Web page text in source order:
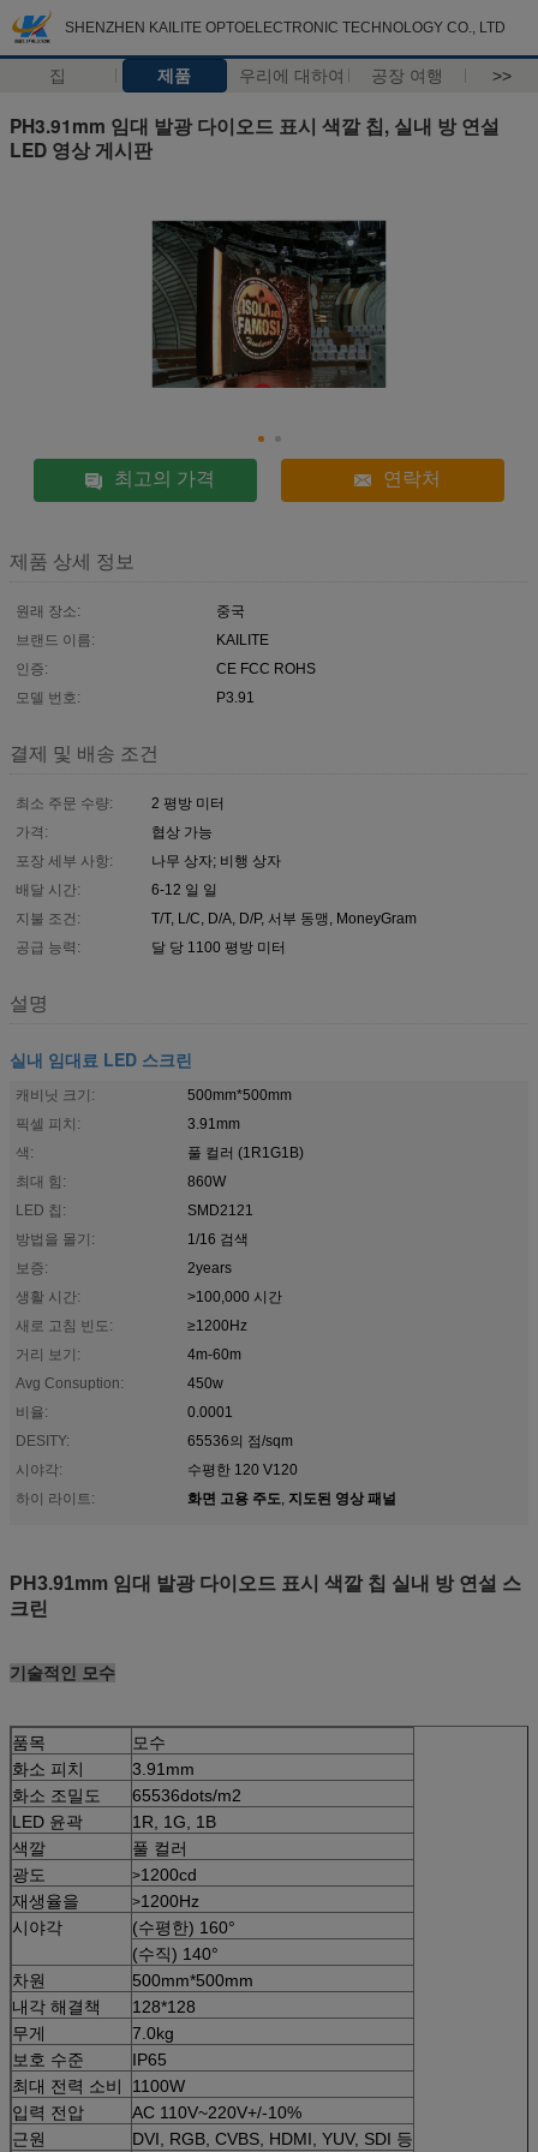
SHENZHEN KAILITE OPTOELECTRONIC TECHNOLOGY CO., LTD
집 제품 우리에 대하여 공장 여행 >>
PH3.91mm 임대 발광 다이오드 표시 색깔 칩, 실내 방 연설
LED 영상 게시판
최고의 가격 연락처
제품 상세 정보
원래 장소:
중국
브랜드 이름:
KAILITE
인증:
CE FCC ROHS
모델 번호:
P3.91
결제 및 배송 조건
최소 주문 수량:
2 평방 미터
가격:
협상 가능
포장 세부 사항:
나무 상자; 비행 상자
배달 시간:
6-12 일 일
지불 조건:
T/T, L/C, D/A, D/P, 서부 동맹, MoneyGram
공급 능력:
달 당 1100 평방 미터
설명
실내 임대료 LED 스크린
캐비닛 크기:
500mm*500mm
픽셀 피치:
3.91mm
색:
풀 컬러 (1R1G1B)
최대 힘:
860W
LED 칩:
SMD2121
방법을 몰기:
1/16 검색
보증:
2years
생활 시간:
>100,000 시간
새로 고침 빈도:
≥1200Hz
거리 보기:
4m-60m
Avg Consuption:
450w
비율:
0.0001
DESITY:
65536의 점/sqm
시야각:
수평한 120 V120
하이 라이트:
화면 고용 주도, 지도된 영상 패널
PH3.91mm 임대 발광 다이오드 표시 색깔 칩 실내 방 연설 스
크린
기술적인 모수
품목
모수
화소 피치
3.91mm
화소 조밀도
65536dots/m2
LED 윤곽
1R, 1G, 1B
색깔
풀 컬러
광도
>1200cd
재생율을
>1200Hz
시야각
(수평한) 160°
(수직) 140°
차원
500mm*500mm
내각 해결책
128*128
무게
7.0kg
보호 수준
IP65
최대 전력 소비
1100W
입력 전압
AC 110V~220V+/-10%
근원
DVI, RGB, CVBS, HDMI, YUV, SDI 등